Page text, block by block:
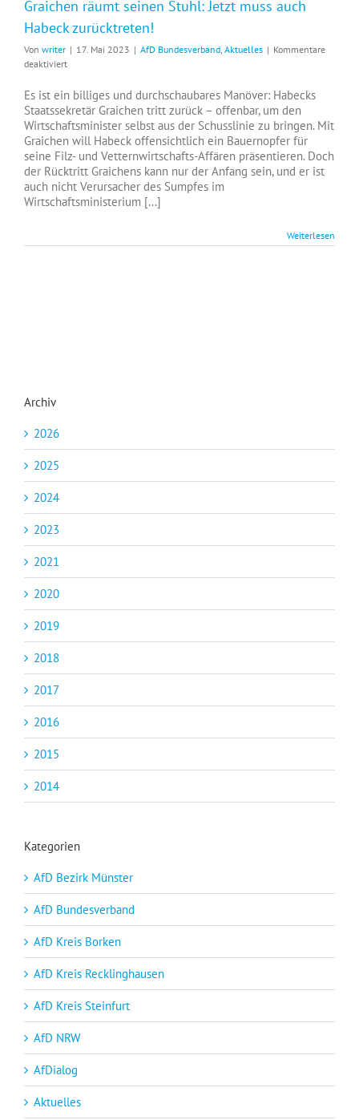
Graichen räumt seinen Stuhl: Jetzt muss auch
Habeck zurücktreten!
Von writer | 17. Mai 2023 | AfD Bundesverband, Aktuelles | Kommentare
deaktiviertfür
räumt
seinen
Stuhl:
Jetzt
auch
Habeck
zurücktreten!
Es ist ein billiges und durchschaubares Manöver: Habecks
Staatssekretär Graichen tritt zurück – offenbar, um den
Wirtschaftsminister selbst aus der Schusslinie zu bringen. Mit
Graichen will Habeck offensichtlich ein Bauernopfer für
seine Filz- und Vetternwirtschafts-Affären präsentieren. Doch
der Rücktritt Graichens kann nur der Anfang sein, und er ist
auch nicht Verursacher des Sumpfes im
Wirtschaftsministerium [...]
Weiterlesen
Archiv
2026
2025
2024
2023
2021
2020
2019
2018
2017
2016
2015
2014
Kategorien
AfD Bezirk Münster
AfD Bundesverband
AfD Kreis Borken
AfD Kreis Recklinghausen
AfD Kreis Steinfurt
AfD NRW
AfDialog
Aktuelles